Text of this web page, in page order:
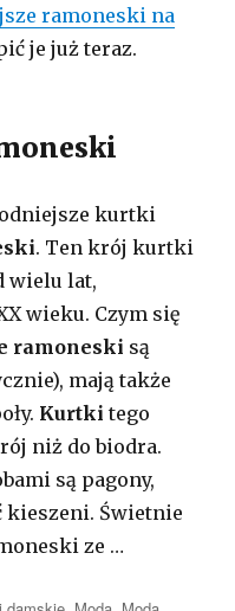
ramoneski na
je już teraz.
kurtki
. Ten krój kurtki
wielu lat,
wieku. Czym się
ramoneski są
mają także
Kurtki tego
niż do biodra.
są pagony,
kieszeni. Świetnie
ze …